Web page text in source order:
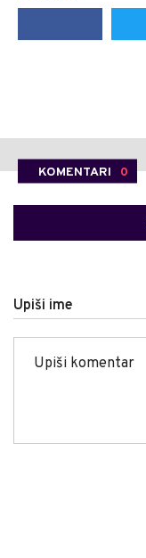
KOMENTARI 0
Upiši ime